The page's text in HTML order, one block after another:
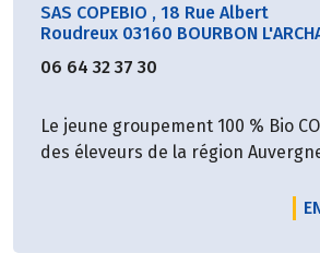
SAS COPEBIO , 18 Rue Albert
Roudreux 03160 BOURBON
06 64 32 37 30
Le jeune groupement 100 % Bio
des éleveurs de la région